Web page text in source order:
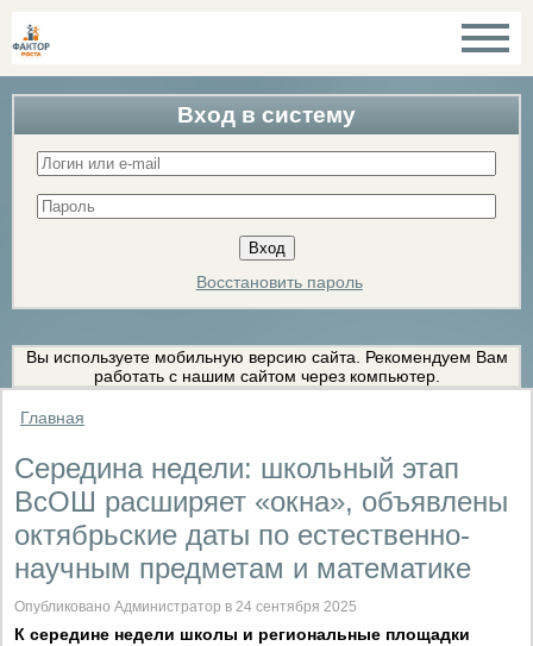
Вход в систему
Восстановить пароль
Вы используете мобильную версию сайта. Рекомендуем Вам
работать с нашим сайтом через компьютер.
Главная
Середина недели: школьный этап
ВсОШ расширяет «окна», объявлены
октябрьские даты по естественно-
научным предметам и математике
Опубликовано Администратор в 24 сентября 2025
К середине недели школы и региональные площадки